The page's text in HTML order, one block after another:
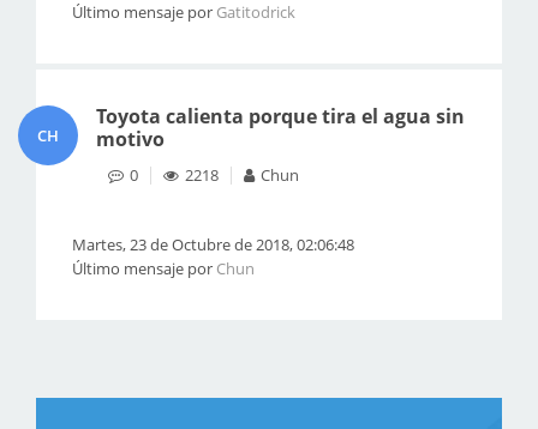
Último mensaje por Gatitodrick
CH
Toyota calienta porque tira el agua sin
motivo
0 2218 Chun
Martes, 23 de Octubre de 2018, 02:06:48
Último mensaje por Chun